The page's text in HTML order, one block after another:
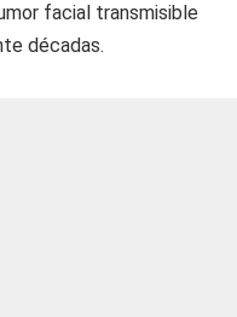
facial transmisible
décadas.